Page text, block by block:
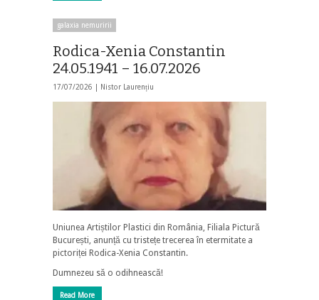
galaxia nemuririi
Rodica-Xenia Constantin
24.05.1941 – 16.07.2026
17/07/2026 | Nistor Laurențiu
Uniunea Artiștilor Plastici din România, Filiala Pictură
București, anunță cu tristețe trecerea în etermitate a
pictoriței Rodica-Xenia Constantin.
Dumnezeu să o odihnească!
Read More